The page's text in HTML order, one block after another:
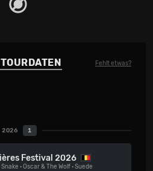
Fehlt etwas?
2026 1
Festival 2026
Snake ·Oscar & The Wolf·Suede